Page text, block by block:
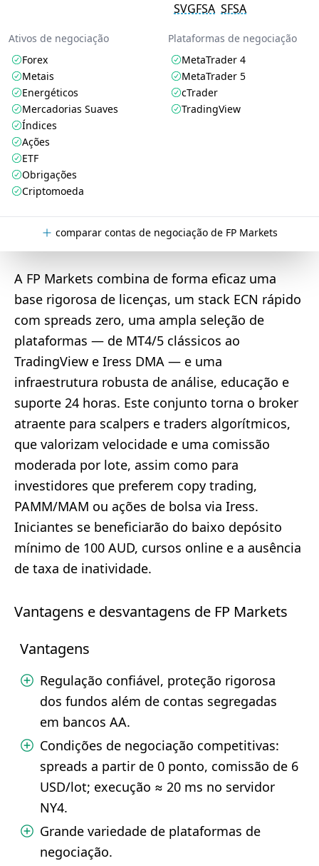
SVGFSA SFSA
Ativos de negociação
Forex
Metais
Energéticos
Mercadorias Suaves
Índices
Ações
ETF
Obrigações
Criptomoeda
Plataformas de negociação
MetaTrader 4
MetaTrader 5
cTrader
TradingView
comparar contas de negociação de FP Markets
A FP Markets combina de forma eficaz uma
base rigorosa de licenças, um stack ECN rápido
com spreads zero, uma ampla seleção de
plataformas — de MT4/5 clássicos ao
TradingView e Iress DMA — e uma
infraestrutura robusta de análise, educação e
suporte 24 horas. Este conjunto torna o broker
atraente para scalpers e traders algorítmicos,
que valorizam velocidade e uma comissão
moderada por lote, assim como para
investidores que preferem copy trading,
PAMM/MAM ou ações de bolsa via Iress.
Iniciantes se beneficiarão do baixo depósito
mínimo de 100 AUD, cursos online e a ausência
de taxa de inatividade.
Vantagens e desvantagens de FP Markets
Vantagens
Regulação confiável, proteção rigorosa
dos fundos além de contas segregadas
em bancos AA.
Condições de negociação competitivas:
spreads a partir de 0 ponto, comissão de 6
USD/lot; execução ≈ 20 ms no servidor
NY4.
Grande variedade de plataformas de
negociação.